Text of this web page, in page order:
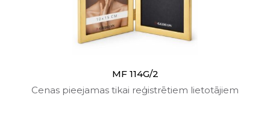
MF 114G/2
Cenas pieejamas tikai reģistrētiem lietotājiem